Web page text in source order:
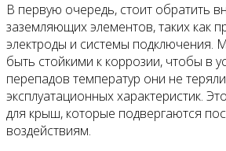
В первую очередь, стоит обратить
заземляющих элементов, таких как
электроды и системы подключения.
быть стойкими к коррозии, чтобы в
перепадов температур они не
эксплуатационных характеристик.
для крыш, которые подвергаются
воздействиям.